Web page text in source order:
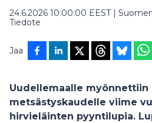
24.6.2026 10:00:00 EEST|
Tiedote
Jaa
Uudellemaalle myönnettiin
metsästyskaudelle viime
hirvieläinten pyyntilupia.